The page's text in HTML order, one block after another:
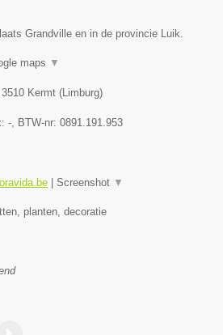
Grandville en in de provincie Luik.
maps ▼
3510 Kermt (Limburg)
-, BTW-nr: 0891.191.953
Screenshot ▼
planten, decoratie